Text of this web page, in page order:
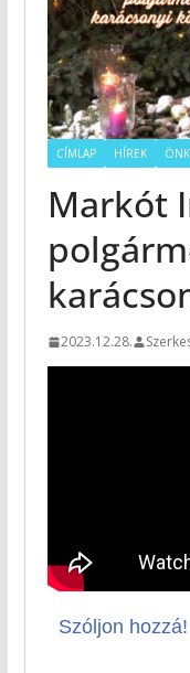
CÍMLAP HÍREK
Markót
2023.12.28.
Szóljon hozzá!